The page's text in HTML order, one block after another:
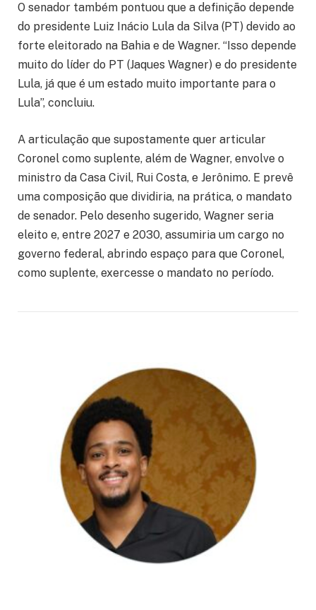
O senador também pontuou que a definição depende
do presidente Luiz Inácio Lula da Silva (PT) devido ao
forte eleitorado na Bahia e de Wagner. “Isso depende
muito do líder do PT (Jaques Wagner) e do presidente
Lula, já que é um estado muito importante para o
Lula”, concluiu.
A articulação que supostamente quer articular
Coronel como suplente, além de Wagner, envolve o
ministro da Casa Civil, Rui Costa, e Jerônimo. E prevê
uma composição que dividiria, na prática, o mandato
de senador. Pelo desenho sugerido, Wagner seria
eleito e, entre 2027 e 2030, assumiria um cargo no
governo federal, abrindo espaço para que Coronel,
como suplente, exercesse o mandato no período.